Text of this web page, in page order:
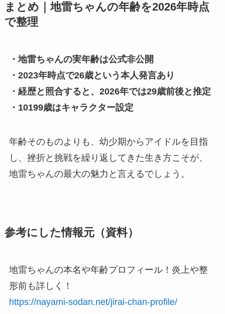
まとめ｜地雷ちゃんの年齢を2026年時点
で整理
・地雷ちゃんの実年齢は公式非公開
・2023年時点で26歳という本人発言あり
・経歴と照合すると、2026年では29歳前後と推定
・10199歳はキャラクター設定
年齢そのものよりも、幼少期からアイドルを目指
し、挫折と挑戦を繰り返してきた生き方こそが、
地雷ちゃんの最大の魅力と言えるでしょう。
参考にした情報元（資料）
地雷ちゃんの本名や年齢プロフィール！炎上や整
形前も詳しく！
https://nayami-sodan.net/jirai-chan-profile/